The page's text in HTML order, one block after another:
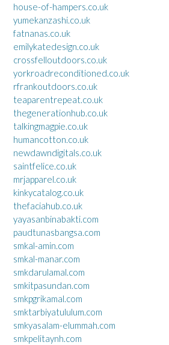
house-of-hampers.co.uk
yumekanzashi.co.uk
fatnanas.co.uk
emilykatedesign.co.uk
crossfelloutdoors.co.uk
yorkroadreconditioned.co.uk
rfrankoutdoors.co.uk
teaparentrepeat.co.uk
thegenerationhub.co.uk
talkingmagpie.co.uk
humancotton.co.uk
newdawndigitals.co.uk
saintfelice.co.uk
mrjapparel.co.uk
kinkycatalog.co.uk
thefaciahub.co.uk
yayasanbinabakti.com
paudtunasbangsa.com
smkal-amin.com
smkal-manar.com
smkdarulamal.com
smkitpasundan.com
smkpgrikamal.com
smktarbiyatululum.com
smkyasalam-elummah.com
smkpelitaynh.com